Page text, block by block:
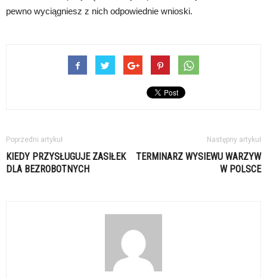
pewno wyciągniesz z nich odpowiednie wnioski.
Poprzedni artykuł
KIEDY PRZYSŁUGUJE ZASIŁEK
DLA BEZROBOTNYCH
Następny artykuł
TERMINARZ WYSIEWU WARZYW
W POLSCE